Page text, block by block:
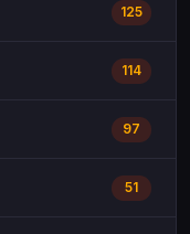
125
114
97
51